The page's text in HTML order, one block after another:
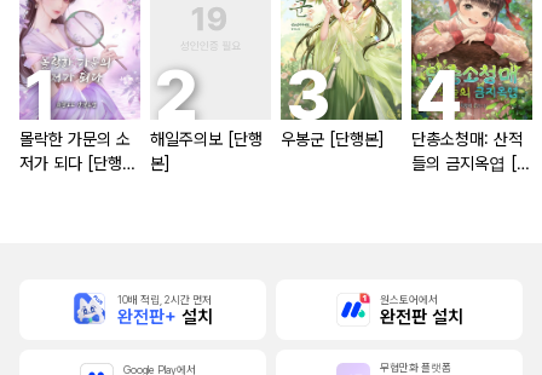
몰락한 가문의 소
저가 되다 [단행
해일주의보 [단행
본]
우봉군 [단행본]
단총소청매: 산적
들의 금지옥엽 [단
10배 적립, 2시간 먼저
완전판+ 설치
원스토어에서
완전판 설치
Google Play에서 무협만화 플랫폼